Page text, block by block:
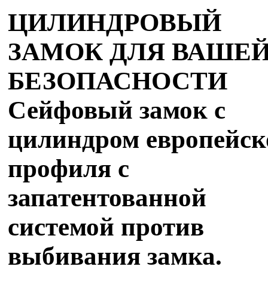
ЦИЛИНДРОВЫЙ
ЗАМОК ДЛЯ
БЕЗОПАСНОСТИ
Сейфовый замок с
цилиндром
профиля с
запатентованной
системой против
выбивания замка.